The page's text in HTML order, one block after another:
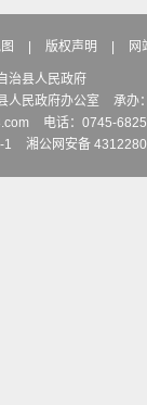
| 版权声明 | 网
治县人民政府
人民政府办公室
承办
电话：0745-
湘公网安备